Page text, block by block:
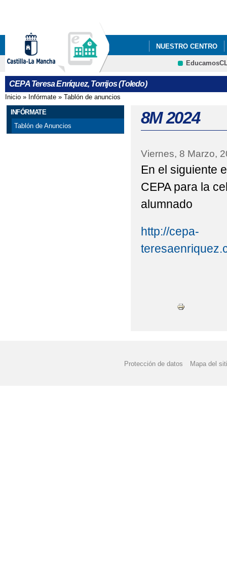
NUESTRO CENTRO
ERASMUS+
CEPA Teresa Enríquez, Torrijos (Toledo)
Se encuentra usted aquí
Inicio » Infórmate » Tablón de anuncios
INFÓRMATE
Tablón de Anuncios
8M 2024
Viernes, 8 Marzo,
En el siguiente
CEPA para la
alumnado
http://cepa-
Protección de datos Mapa del